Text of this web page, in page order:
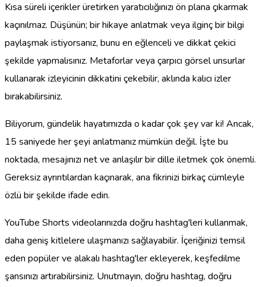
Kısa süreli içerikler üretirken yaratıcılığınızı ön plana çıkarmak
kaçınılmaz. Düşünün; bir hikaye anlatmak veya ilginç bir bilgi
paylaşmak istiyorsanız, bunu en eğlenceli ve dikkat çekici
şekilde yapmalısınız. Metaforlar veya çarpıcı görsel unsurlar
kullanarak izleyicinin dikkatini çekebilir, aklında kalıcı izler
bırakabilirsiniz.
Biliyorum, gündelik hayatımızda o kadar çok şey var ki! Ancak,
15 saniyede her şeyi anlatmanız mümkün değil. İşte bu
noktada, mesajınızı net ve anlaşılır bir dille iletmek çok önemli.
Gereksiz ayrıntılardan kaçınarak, ana fikrinizi birkaç cümleyle
özlü bir şekilde ifade edin.
YouTube Shorts videolarınızda doğru hashtag'leri kullanmak,
daha geniş kitlelere ulaşmanızı sağlayabilir. İçeriğinizi temsil
eden popüler ve alakalı hashtag'ler ekleyerek, keşfedilme
şansınızı artırabilirsiniz. Unutmayın, doğru hashtag, doğru